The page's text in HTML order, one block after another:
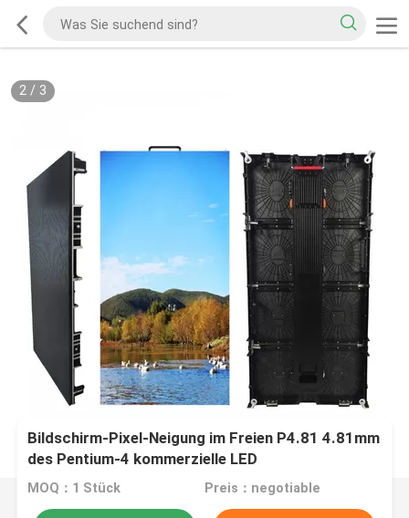
2/ 3
Bildschirm-Pixel-Neigung im Freien P4.81 4.81mm
des Pentium-4 kommerzielle LED
MOQ：1 Stück Preis：negotiable